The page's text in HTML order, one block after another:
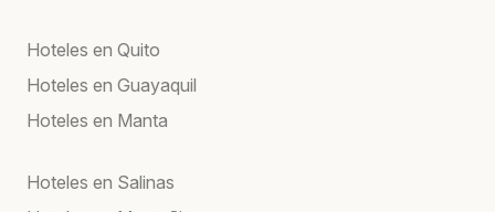
Hoteles en Quito
Hoteles en Guayaquil
Hoteles en Manta
Hoteles en Salinas